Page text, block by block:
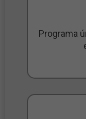
Programa